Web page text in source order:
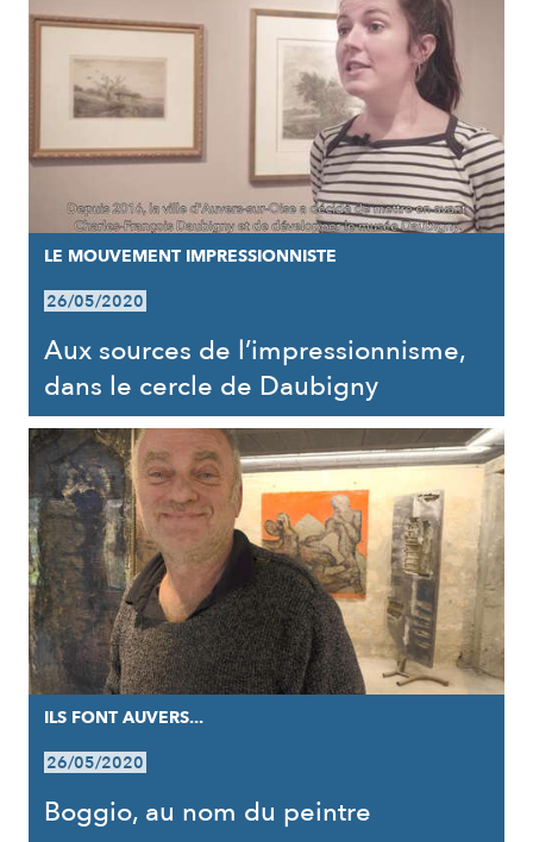
LE MOUVEMENT IMPRESSIONNISTE
26/05/2020
Aux sources de l’impressionnisme,
dans le cercle de Daubigny
ILS FONT AUVERS...
26/05/2020
Boggio, au nom du peintre